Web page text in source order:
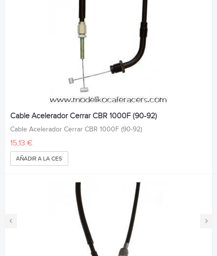
‹ ›
Cable Acelerador Cerrar CBR 1000F (90-92)
Cable Acelerador Cerrar CBR 1000F (90-92)
15,13 €
AÑADIR A LA CESTA